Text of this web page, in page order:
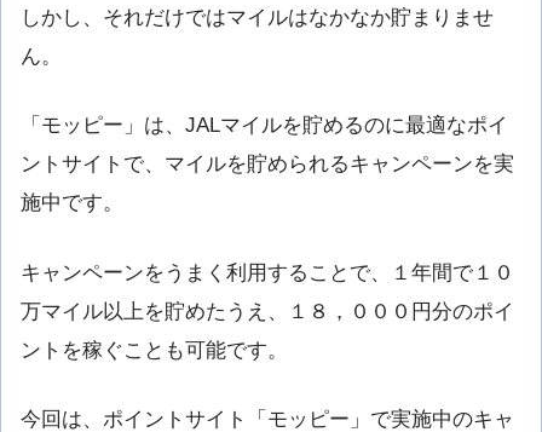
しかし、それだけではマイルはなかなか貯まりませ
ん。
「モッピー」は、JALマイルを貯めるのに最適なポイ
ントサイトで、マイルを貯められるキャンペーンを実
施中です。
キャンペーンをうまく利用することで、１年間で１０
万マイル以上を貯めたうえ、１８，０００円分のポイ
ントを稼ぐことも可能です。
今回は、ポイントサイト「モッピー」で実施中のキャ